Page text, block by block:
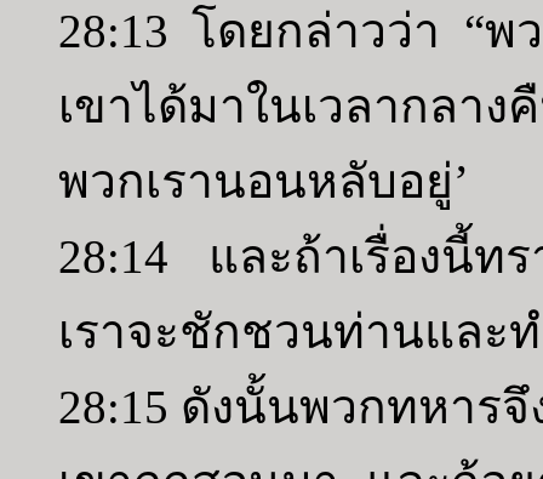
28:13 โดยกล่าวว่า “พ
เขาได้มาในเวลากล
พวกเรานอนหลับอยู่’
28:14 และถ้าเรื่องนี้ท
เราจะชักชวนท่านและ
28:15 ดังนั้นพวกทหาร